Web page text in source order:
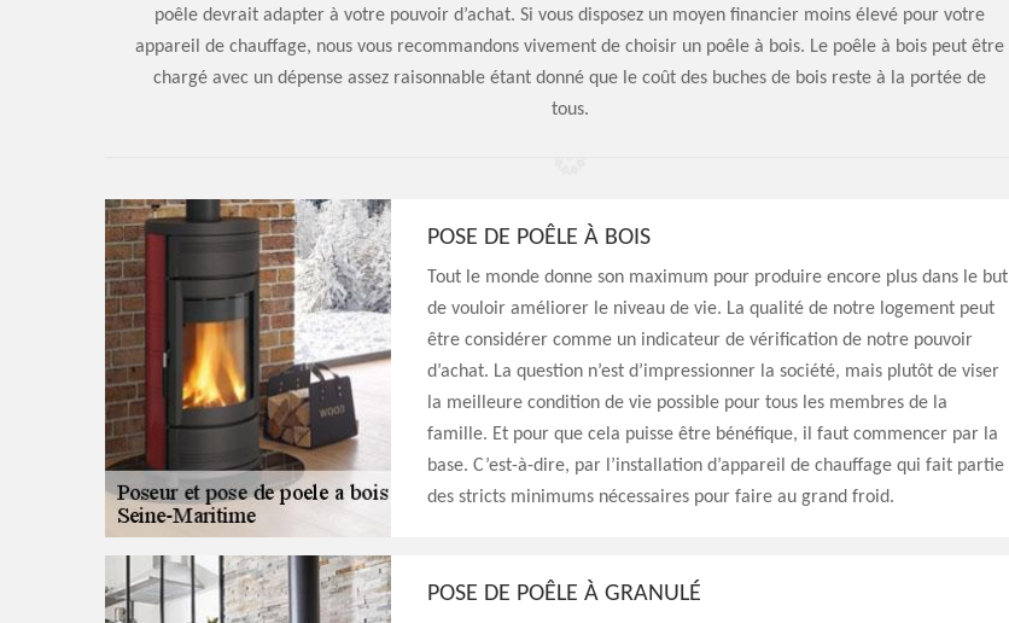
poêle devrait adapter à votre pouvoir d’achat. Si vous disposez un moyen financier moins élevé pour votre
appareil de chauffage, nous vous recommandons vivement de choisir un poêle à bois. Le poêle à bois peut être
chargé avec un dépense assez raisonnable étant donné que le coût des buches de bois reste à la portée de
tous.
POSE DE POÊLE À BOIS
Tout le monde donne son maximum pour produire encore plus dans le but
de vouloir améliorer le niveau de vie. La qualité de notre logement peut
être considérer comme un indicateur de vérification de notre pouvoir
d’achat. La question n’est d’impressionner la société, mais plutôt de viser
la meilleure condition de vie possible pour tous les membres de la
famille. Et pour que cela puisse être bénéfique, il faut commencer par la
base. C’est-à-dire, par l’installation d’appareil de chauffage qui fait partie
des stricts minimums nécessaires pour faire au grand froid.
POSE DE POÊLE À GRANULÉ